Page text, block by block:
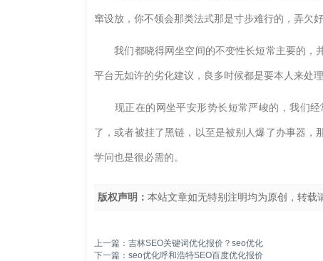
窜设放，你不领会那类法式那是寸步难行的，弄欠
我们都晓得网坐空间的不变性长短常主要的，
平台无如许的劣化建议，良多时候都是要本人来处理
现正在的网坐平安形势长短常严峻的，我们经
了，或者被挂了黑链，以至是被别人爆了办事器
学问也是很必需的。
版权声明： 本站文章如无特别注明均为原创，转载
上一篇： 吉林SEO关键词优化报价？seo优化
下一篇： seo优化呼和浩特SEO百度优化报价